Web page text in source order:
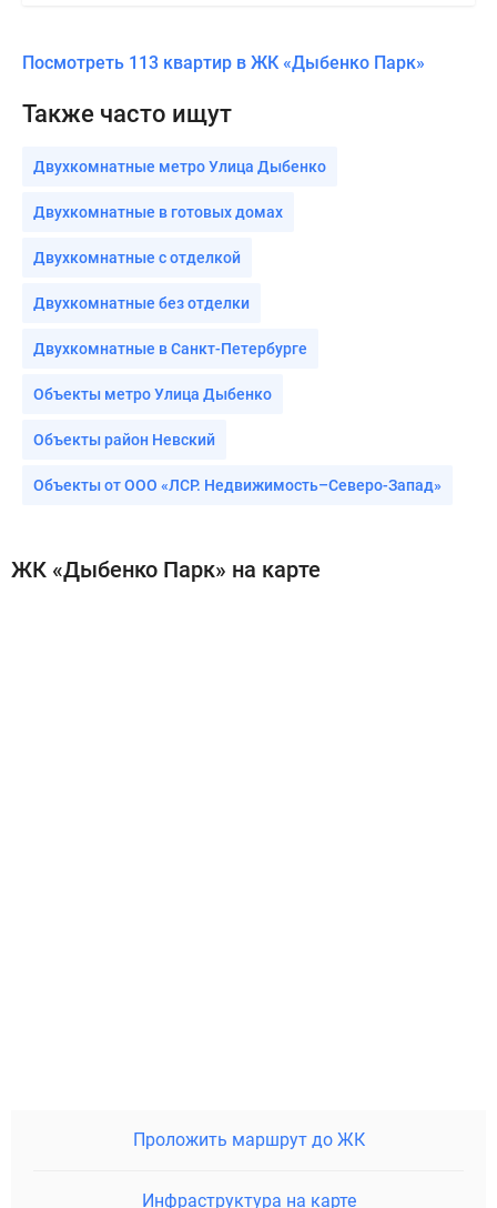
Посмотреть 113 квартир в ЖК «Дыбенко Парк»
Также часто ищут
Двухкомнатные метро Улица Дыбенко
Двухкомнатные в готовых домах
Двухкомнатные с отделкой
Двухкомнатные без отделки
Двухкомнатные в Санкт-Петербурге
Объекты метро Улица Дыбенко
Объекты район Невский
Объекты от ООО «ЛСР. Недвижимость–Северо-Запад»
ЖК «Дыбенко Парк» на карте
Проложить маршрут до ЖК
Инфраструктура на карте